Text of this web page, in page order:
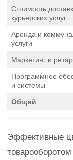
Стоимость
курьерских услуг
Аренда и
услуги
Маркетинг и
Программное
и системы
Общий
Эффективные